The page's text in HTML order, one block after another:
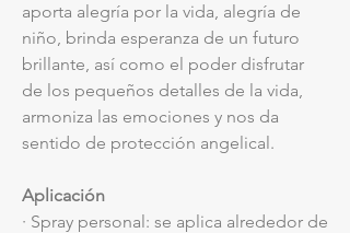
aporta alegría por la vida, alegría de
niño, brinda esperanza de un futuro
brillante, así como el poder disfrutar
de los pequeños detalles de la vida,
armoniza las emociones y nos da
sentido de protección angelical.
Aplicación
· Spray personal: se aplica alrededor de